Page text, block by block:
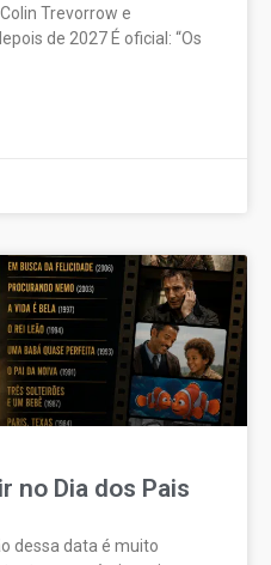
Trevorrow e
de 2027 É oficial: “Os
no Dia dos Pais
dessa data é muito